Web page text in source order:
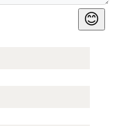
😊